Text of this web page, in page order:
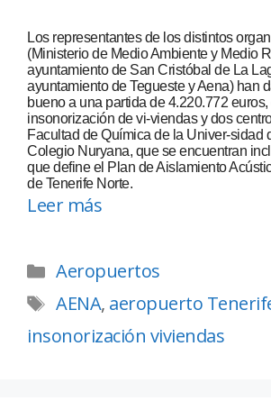
Los representantes de los distintos
(Ministerio de Medio Ambiente y Medio
ayuntamiento de San Cristóbal de La
ayuntamiento de Tegueste y Aena) han
bueno a una partida de 4.220.772
insonorización de vi-viendas y dos
Facultad de Química de la Univer-sidad
Colegio Nuryana, que se encuentran
que define el Plan de Aislamiento
de Tenerife Norte.
Leer más
Aeropuertos
AENA, aeropuerto
insonorización viviendas